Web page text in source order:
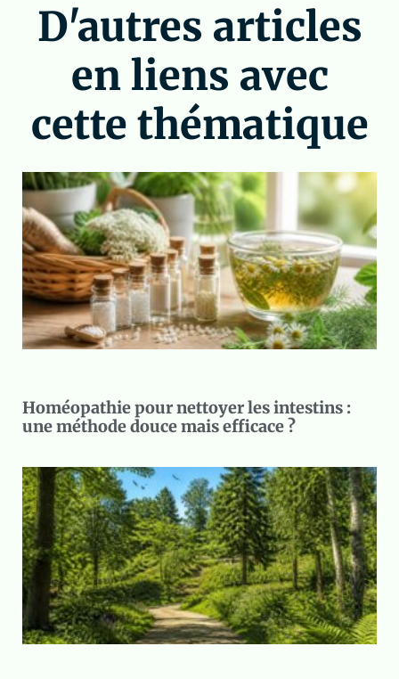
D'autres articles
en liens avec
cette thématique
Homéopathie pour nettoyer les intestins :
une méthode douce mais efficace ?